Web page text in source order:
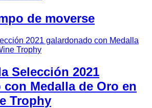
de moverse
Selección 2021
Medalla de Oro en
Trophy